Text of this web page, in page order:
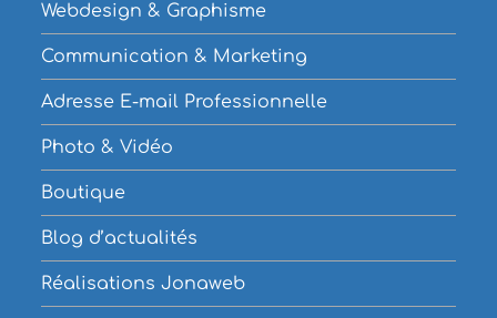
Webdesign & Graphisme
Communication & Marketing
Adresse E-mail Professionnelle
Photo & Vidéo
Boutique
Blog d’actualités
Réalisations Jonaweb